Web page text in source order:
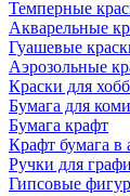
Темперные
Акварельные
Гуашевые
Аэрозольные
Краски для
Бумага для
Бумага крафт
Крафт бумага в
Ручки для
Гипсовые